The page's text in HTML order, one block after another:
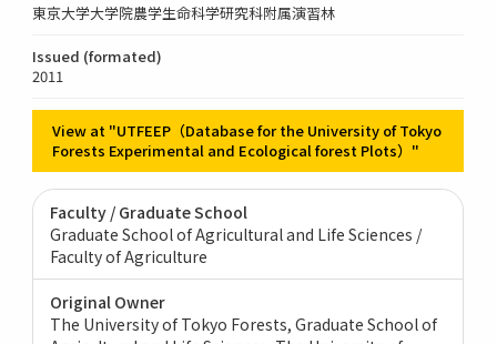
東京大学大学院農学生命科学研究科附属演習林
Issued (formated)
2011
View at "UTFEEP（Database for the University of Tokyo
Forests Experimental and Ecological forest Plots）"
Faculty / Graduate School
Graduate School of Agricultural and Life Sciences /
Faculty of Agriculture
Original Owner
The University of Tokyo Forests, Graduate School of